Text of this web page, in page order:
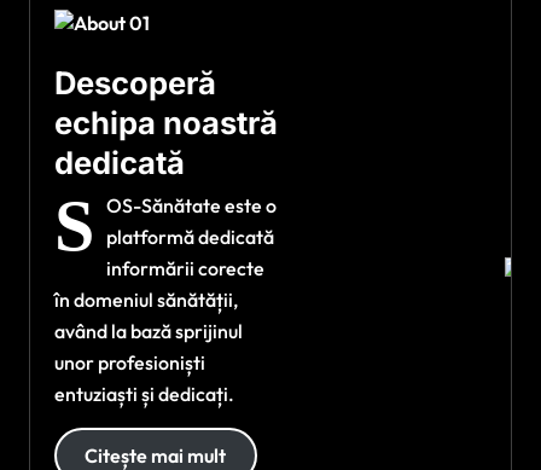
Descoperă
echipa noastră
dedicată
S OS-Sănătate este o
platformă dedicată
informării corecte
în domeniul sănătății,
având la bază sprijinul
unor profesioniști
entuziaști și dedicați.
Citește mai mult